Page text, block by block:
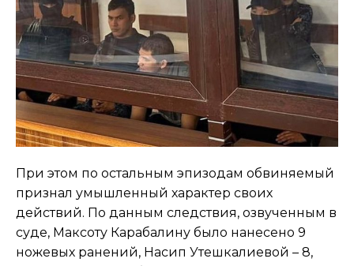
При этом по остальным эпизодам обвиняемый
признал умышленный характер своих
действий. По данным следствия, озвученным в
суде, Максоту Карабалину было нанесено 9
ножевых ранений, Насип Утешкалиевой – 8,